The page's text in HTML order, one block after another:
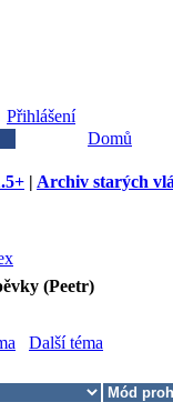
Přihlášení
Domů
| Archiv starých
(Peetr)
Další téma